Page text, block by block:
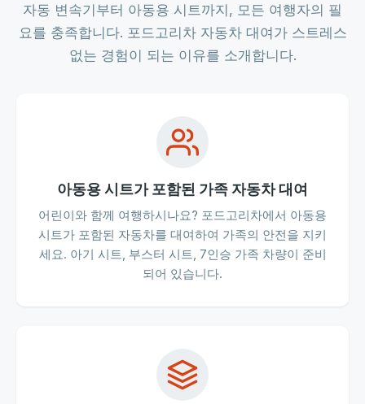
자동 변속기부터 아동용 시트까지, 모든 여행자의 필
요를 충족합니다. 포드고리차 자동차 대여가 스트레스
없는 경험이 되는 이유를 소개합니다.
아동용 시트가 포함된 가족 자동차 대여
어린이와 함께 여행하시나요? 포드고리차에서 아동용
시트가 포함된 자동차를 대여하여 가족의 안전을 지키
세요. 아기 시트, 부스터 시트, 7인승 가족 차량이 준비
되어 있습니다.